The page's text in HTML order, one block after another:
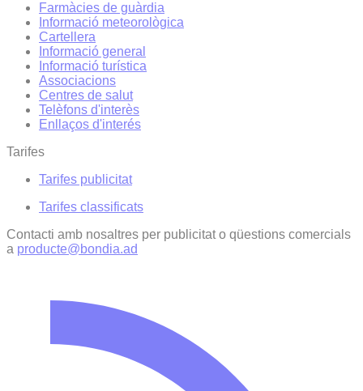
Farmàcies de guàrdia
Informació meteorològica
Cartellera
Informació general
Informació turística
Associacions
Centres de salut
Telèfons d'interès
Enllaços d'interés
Tarifes
Tarifes publicitat
Tarifes classificats
Contacti amb nosaltres per publicitat o qüestions comercials
a producte@bondia.ad